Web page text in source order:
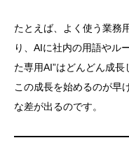
たとえば、よく使う業務
り、AIに社内の用語やル
た専用AI”はどんどん成長
この成長を始めるのが早
な差が出るのです。